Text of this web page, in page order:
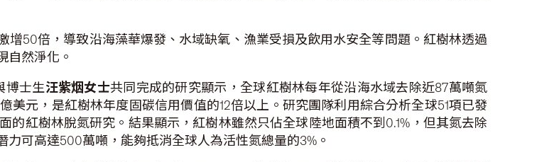
50倍，導致沿海藻華爆發、水域缺氧、漁業受損及飲用水安全等問題。紅樹林透過
自然淨化。
博士生汪紫烟女士共同完成的研究顯示，全球紅樹林每年從沿海水域去除近87萬噸氮
美元，是紅樹林年度固碳信用價值的12倍以上。研究團隊利用綜合分析全球51項已發
紅樹林脫氮研究。結果顯示，紅樹林雖然只佔全球陸地面積不到0.1%，但其氮去除
可高達500萬噸，能夠抵消全球人為活性氮總量的3%。